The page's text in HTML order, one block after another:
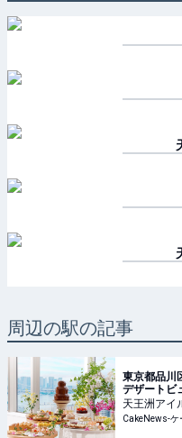
周辺の駅の記事
東京都品川
デザートビ
天王洲アイ
CakeNews-ケ